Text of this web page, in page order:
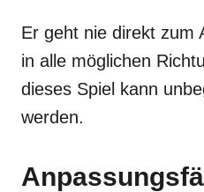
Er geht nie direkt zum
in alle möglichen
dieses Spiel kann
werden.